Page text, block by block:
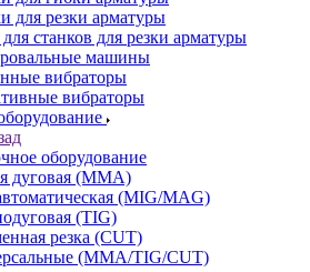
для резки арматуры
станков для резки арматуры
машины
вибраторы
вибраторы
оборудование
дуговая (MMA)
(MIG/MAG)
(TIG)
резка (CUT)
(MMA/TIG/CUT)